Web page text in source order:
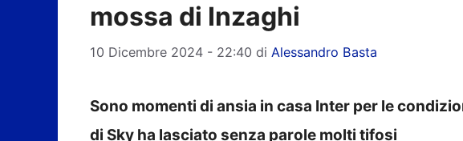
mossa di Inzaghi
10 Dicembre 2024 - 22:40 di Alessandro Basta
Sono momenti di ansia in casa Inter per le
di Sky ha lasciato senza parole molti tifosi